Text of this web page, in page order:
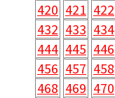
420 421 422
432 433 434
444 445 446
456 457 458
468 469 470